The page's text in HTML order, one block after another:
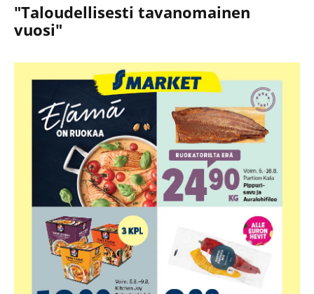
"Taloudellisesti tavanomainen
vuosi"